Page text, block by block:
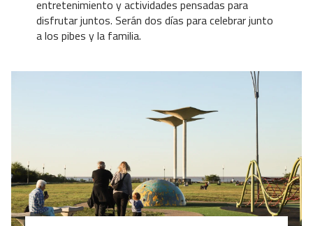
entretenimiento y actividades pensadas para
disfrutar juntos. Serán dos días para celebrar junto
a los pibes y la familia.